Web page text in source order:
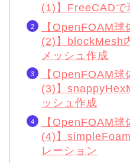
(1)】FreeCADで
【OpenFOAM
(2)】blockMesh
メッシュ作成
【OpenFOAM
(3)】
ッシュ作成
【OpenFOAM
(4)】
レーション